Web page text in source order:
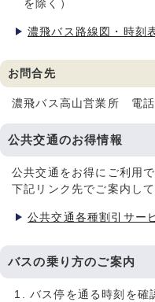
を除く）
濃飛バス路線図・時刻
お問合先
濃飛バス高山営業所 電
公共交通のお得情報
公共交通をお得にご利用
下記リンク先でご案内して
公共交通各種割引サー
バスの乗り方のご案内
バス停を通る時刻を確